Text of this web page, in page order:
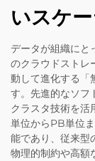
いスケ
データが組織にと
のクラウドストレ
動して進化する「
す。先進的なソフ
クラスタ技術を活
単位からPB単位
能であり、従来型
物理的制約や高額